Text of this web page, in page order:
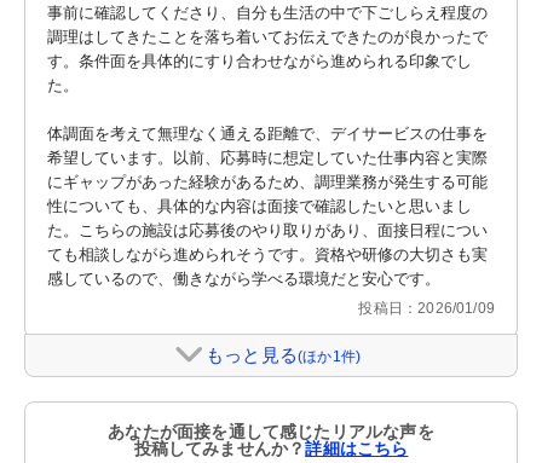
事前に確認してくださり、自分も生活の中で下ごしらえ程度の
調理はしてきたことを落ち着いてお伝えできたのが良かったで
す。条件面を具体的にすり合わせながら進められる印象でし
た。
体調面を考えて無理なく通える距離で、デイサービスの仕事を
希望しています。以前、応募時に想定していた仕事内容と実際
にギャップがあった経験があるため、調理業務が発生する可能
性についても、具体的な内容は面接で確認したいと思いまし
た。こちらの施設は応募後のやり取りがあり、面接日程につい
ても相談しながら進められそうです。資格や研修の大切さも実
感しているので、働きながら学べる環境だと安心です。
投稿日：2026/01/09
もっと見る(ほか1件)
あなたが面接を通して感じたリアルな声を
投稿してみませんか？詳細はこちら